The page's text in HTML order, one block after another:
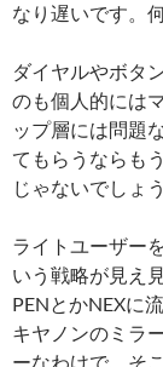
なり遅いです。
ダイヤルやボタ
のも個人的には
ップ層には問題
てもらうならも
じゃないでしょう
ライトユーザー
いう戦略が見え
PENとかNEXに
キヤノンのミラ
ーなわけで、そ